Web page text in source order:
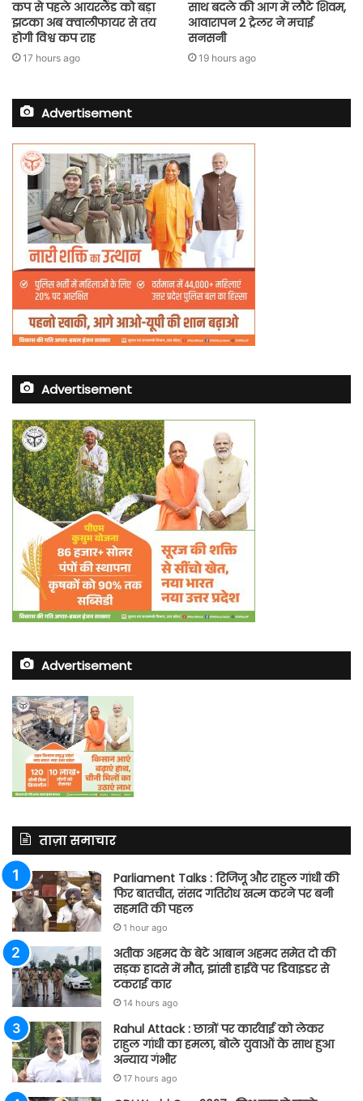
कप से पहले आयरलैंड को बड़ा
झटका अब क्वालीफायर से तय
होगी विश्व कप राह
17 hours ago
साथ बदले की आग में लौटे शिवम,
आवारापन 2 ट्रेलर ने मचाई
सनसनी
19 hours ago
Advertisement
Advertisement
Advertisement
ताज़ा समाचार
Parliament Talks : रिजिजू और राहुल गांधी की
फिर बातचीत, संसद गतिरोध खत्म करने पर बनी
सहमति की पहल
1 hour ago
अतीक अहमद के बेटे आबान अहमद समेत दो की
सड़क हादसे में मौत, झांसी हाईवे पर डिवाइडर से
टकराई कार
14 hours ago
Rahul Attack : छात्रों पर कार्रवाई को लेकर
राहुल गांधी का हमला, बोले युवाओं के साथ हुआ
अन्याय गंभीर
17 hours ago